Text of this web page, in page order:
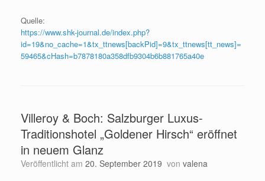
Quelle:
https://www.shk-journal.de/index.php?
id=19&no_cache=1&tx_ttnews[backPid]=9&tx_ttnews[tt_news]=
59465&cHash=b7878180a358dfb9304b6b881765a40e
Villeroy & Boch: Salzburger Luxus-
Traditionshotel „Goldener Hirsch“ eröffnet
in neuem Glanz
Veröffentlicht am 20. September 2019 von valena